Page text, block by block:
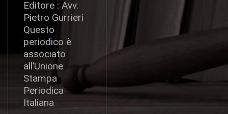
Editore : Avv.
Pietro Gurrieri
Questo
periodico è
associato
all’Unione
Stampa
Periodica
Italiana